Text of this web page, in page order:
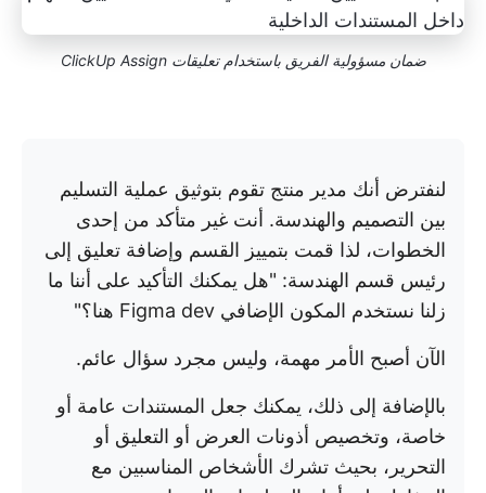
ضمان مسؤولية الفريق باستخدام تعليقات ClickUp Assign
لنفترض أنك مدير منتج تقوم بتوثيق عملية التسليم
بين التصميم والهندسة. أنت غير متأكد من إحدى
الخطوات، لذا قمت بتمييز القسم وإضافة تعليق إلى
رئيس قسم الهندسة: "هل يمكنك التأكيد على أننا ما
زلنا نستخدم المكون الإضافي Figma dev هنا؟"
الآن أصبح الأمر مهمة، وليس مجرد سؤال عائم.
بالإضافة إلى ذلك، يمكنك جعل المستندات عامة أو
خاصة، وتخصيص أذونات العرض أو التعليق أو
التحرير، بحيث تشرك الأشخاص المناسبين مع